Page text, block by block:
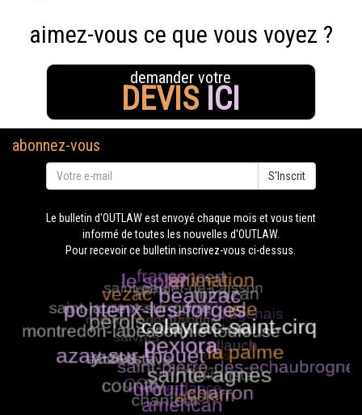
aimez-vous ce que vous voyez ?
demander votre
DEVIS ICI
abonnez-vous
S'Inscrit
Le bulletin d'OUTLAW est envoyé chaque mois et vous tient
informé de toutes les nouvelles d'OUTLAW.
Pour recevoir ce bulletin inscrivez-vous ci-dessus.